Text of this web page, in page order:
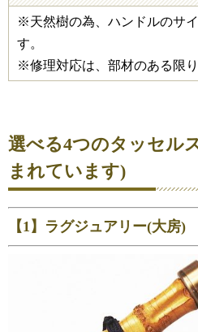
※天然樹の為、ハンドルのサ
す。
※修理対応は、部材のある限り
選べる4つのタッセル
まれています)
【1】ラグジュアリー(大房)